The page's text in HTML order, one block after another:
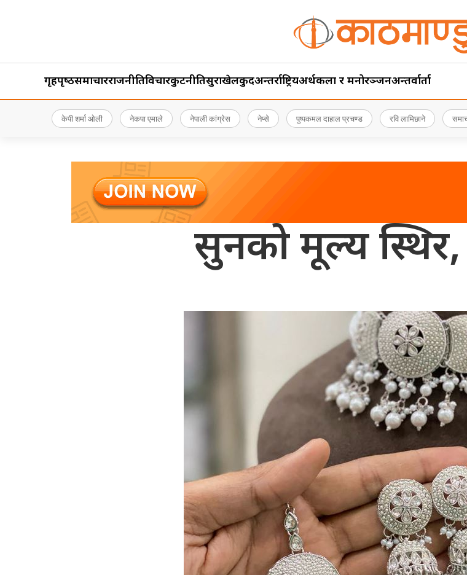
गृहपृष्‍ठसमाचारराजनीतिविचारकुटनीतिसुरक्षाखेलकुदअन्तर्राष्ट्रियअर्थकला र मनोरञ्जनअन्तर्वार्ता
केपी शर्मा ओली नेकपा एमाले नेपाली कांग्रेस नेप्से पुष्पकमल दाहाल प्रचण्ड रवि लामिछाने
सुनको मूल्य स्थिर,